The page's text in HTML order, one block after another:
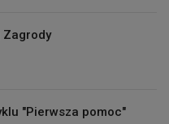
Zagrody
"Pierwsza pomoc"